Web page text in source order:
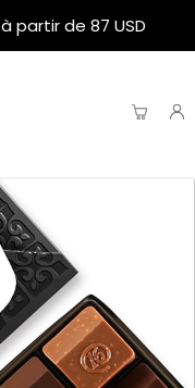
à partir de 87 USD